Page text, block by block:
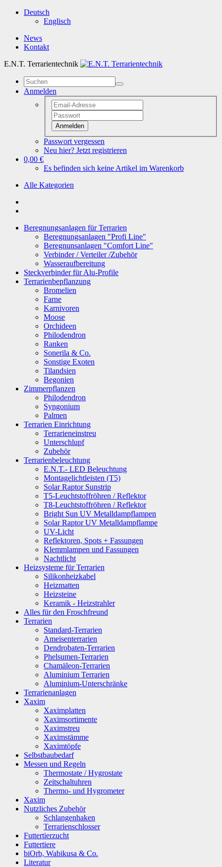
Deutsch
Englisch
News
Kontakt
E.N.T. Terrarientechnik
Anmelden
Anmelden
Passwort vergessen
Neu hier? Jetzt registrieren
0,00 €
Es befinden sich keine Artikel im Warenkorb
Alle Kategorien
Beregnungsanlagen für Terrarien
Beregnungsanlagen "Profi Line"
Beregnunsanlagen "Comfort Line"
Verbinder / Verteiler /Zubehör
Wasseraufbereitung
Steckverbinder für Alu-Profile
Terrarienbepflanzung
Bromelien
Farne
Karnivoren
Moose
Orchideen
Philodendron
Ranken
Sonerila & Co.
Sonstige Exoten
Tilandsien
Begonien
Zimmerpflanzen
Philodendron
Syngonium
Palmen
Terrarien Einrichtung
Terrarieneinstreu
Unterschlupf
Zubehör
Terrarienbeleuchtung
E.N.T.- LED Beleuchtung
Montagelichtleisten (T5)
Solar Raptor Sunstrip
T5-Leuchtstoffröhren / Reflektor
T8-Leuchtstoffröhren / Reflektor
Bright Sun UV Metalldampflampen
Solar Raptor UV Metalldampflampe
UV-Licht
Reflektoren, Spots + Fassungen
Klemmlampen und Fassungen
Nachtlicht
Heizsysteme für Terrarien
Silikonheizkabel
Heizmatten
Heizsteine
Keramik - Heizstrahler
Alles für den Froschfreund
Terrarien
Standard-Terrarien
Ameisenterrarien
Dendrobaten-Terrarien
Phelsumen-Terrarien
Chamäleon-Terrarien
Aluminium Terrarien
Aluminium-Unterschränke
Terrarienanlagen
Xaxim
Xaximplatten
Xaximsortimente
Xaximstreu
Xaximstämme
Xaximtöpfe
Selbstbaubedarf
Messen und Regeln
Thermostate / Hygrostate
Zeitschaltuhren
Thermo- und Hygrometer
Xaxim
Nutzliches Zubehör
Schlangenhaken
Terrarienschlosser
Futtertierzucht
Futtertiere
biOrb, Wabikusa & Co.
Literatur